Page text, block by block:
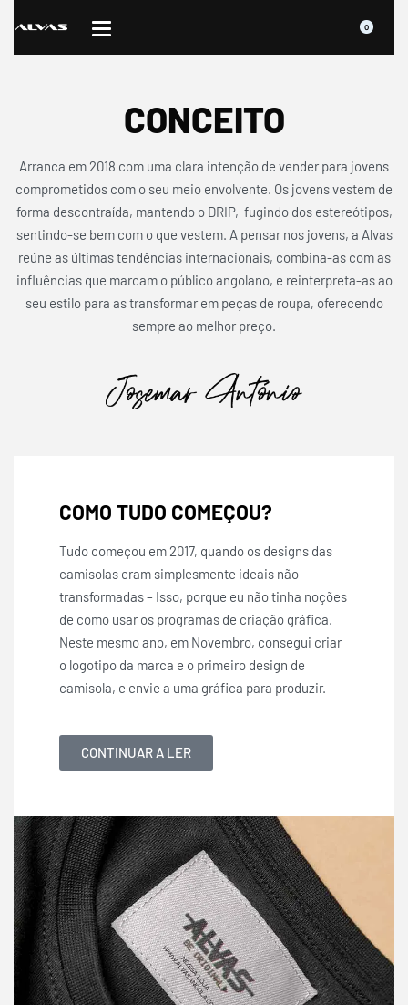
0
CONCEITO
Arranca em 2018 com uma clara intenção de vender para jovens
comprometidos com o seu meio envolvente. Os jovens vestem de
forma descontraída, mantendo o DRIP, fugindo dos estereótipos,
sentindo-se bem com o que vestem. A pensar nos jovens, a Alvas
reúne as últimas tendências internacionais, combina-as com as
influências que marcam o público angolano, e reinterpreta-as ao
seu estilo para as transformar em peças de roupa, oferecendo
sempre ao melhor preço.
COMO TUDO COMEÇOU?
Tudo começou em 2017, quando os designs das
camisolas eram simplesmente ideais não
transformadas – Isso, porque eu não tinha noções
de como usar os programas de criação gráfica.
Neste mesmo ano, em Novembro, consegui criar
o logotipo da marca e o primeiro design de
camisola, e envie a uma gráfica para produzir.
CONTINUAR A LER